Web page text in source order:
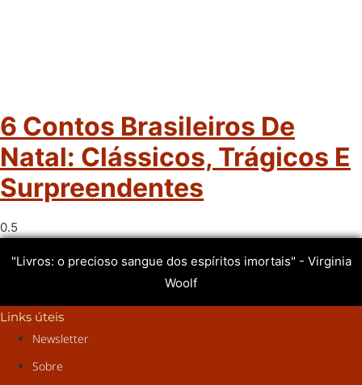
6 Contos Brasileiros De
Natal: Clássicos, Trágicos E
Surpreendentes
"Livros: o precioso sangue dos espíritos imortais" - Virginia
Woolf
Links úteis
Newsletter
Sobre